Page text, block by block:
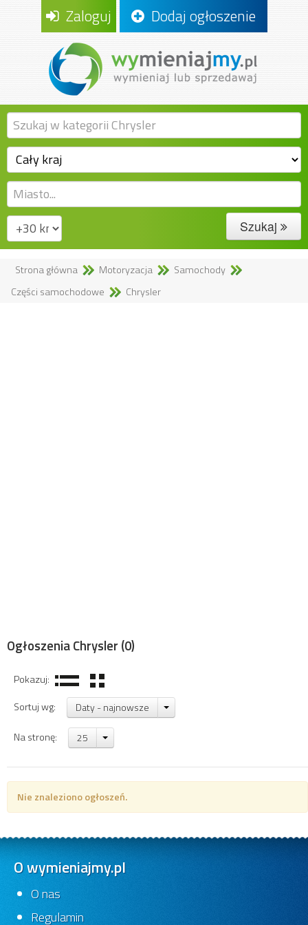
Zaloguj Dodaj ogłoszenie
Szukaj
Strona główna Motoryzacja
Samochody
Części samochodowe
Chrysler
Ogłoszenia Chrysler (0)
Pokazuj:
Sortuj wg:
Daty - najnowsze
Na stronę: 25
Nie znaleziono ogłoszeń.
O wymieniajmy.pl
O nas
Regulamin